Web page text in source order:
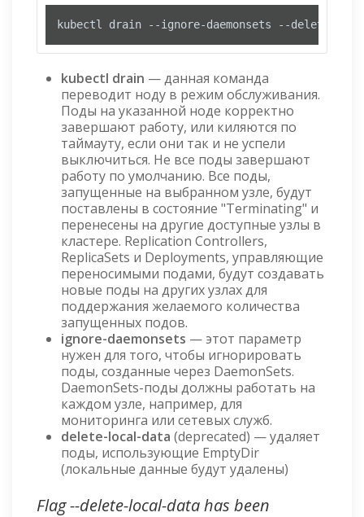
kubectl drain --ignore-daemonsets --delete-
kubectl drain — данная команда
переводит ноду в режим обслуживания.
Поды на указанной ноде корректно
завершают работу, или киляются по
таймауту, если они так и не успели
выключиться. Не все поды завершают
работу по умолчанию. Все поды,
запущенные на выбранном узле, будут
поставлены в состояние "Terminating" и
перенесены на другие доступные узлы в
кластере. Replication Controllers,
ReplicaSets и Deployments, управляющие
переносимыми подами, будут создавать
новые поды на других узлах для
поддержания желаемого количества
запущенных подов.
ignore-daemonsets — этот параметр
нужен для того, чтобы игнорировать
поды, созданные через DaemonSets.
DaemonSets-поды должны работать на
каждом узле, например, для
мониторинга или сетевых служб.
delete-local-data (deprecated) — удаляет
поды, использующие EmptyDir
(локальные данные будут удалены)
Flag --delete-local-data has been